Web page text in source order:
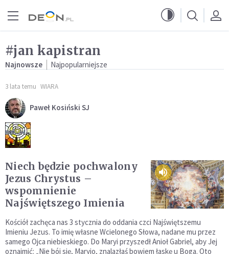
#jan kapistran
Najnowsze Najpopularniejsze
3 lata temu WIARA
Paweł Kosiński SJ
Niech będzie pochwalony
Jezus Chrystus –
wspomnienie
Najświętszego Imienia
Kościół zachęca nas 3 stycznia do oddania czci Najświętszemu
Imieniu Jezus. To imię własne Wcielonego Słowa, nadane mu przez
samego Ojca niebieskiego. Do Maryi przyszedł Anioł Gabriel, aby Jej
oznajmić: „Nie bój się, Maryjo, znalazłaś bowiem łaskę u Boga. Oto